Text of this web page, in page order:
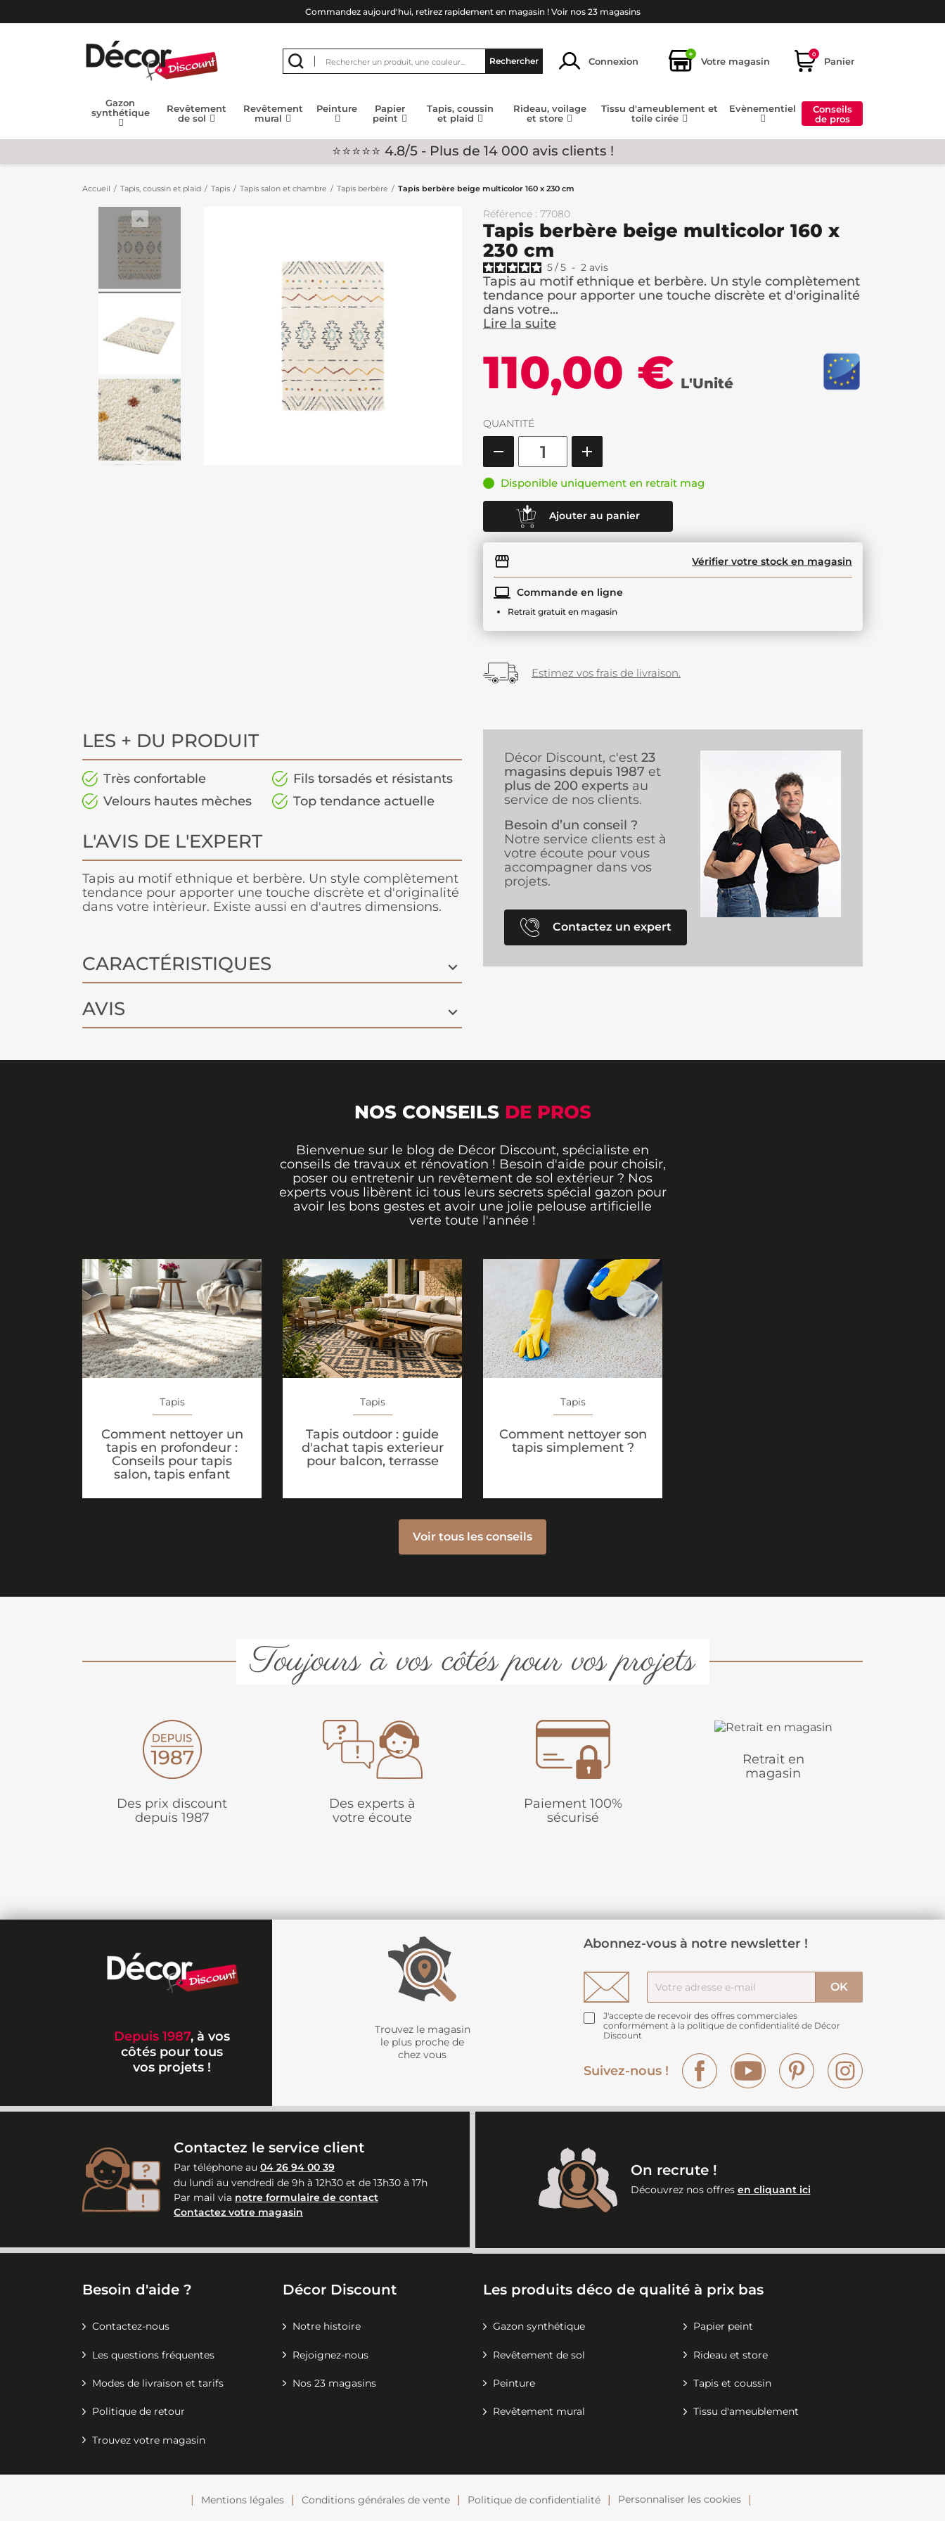
Commandez aujourd'hui, retirez rapidement en magasin ! Voir nos 23 magasins
Rechercher Connexion
+
Votre magasin
0
Panier
Gazon
synthétique
Revêtement
de sol
Revêtement
mural
Peinture
Papier
peint
Tapis, coussin
et plaid
Rideau, voilage
et store
Tissu d'ameublement et
toile cirée
Evènementiel
Conseils
de pros
⭐⭐⭐⭐⭐ 4.8/5 - Plus de 14 000 avis clients !
Accueil Tapis, coussin et plaid Tapis Tapis salon et chambre Tapis berbère Tapis berbère beige multicolor 160 x 230 cm
Référence : 77080
Tapis berbère beige multicolor 160 x
230 cm
5/5 - 2 avis
Tapis au motif ethnique et berbère. Un style complètement
tendance pour apporter une touche discrète et d'originalité
dans votre...
Lire la suite
110,00 € L'Unité
QUANTITÉ
Disponible uniquement en retrait mag
Ajouter au panier
Vérifier votre stock en magasin
Commande en ligne
Retrait gratuit en magasin
Estimez vos frais de livraison.
LES + DU PRODUIT
Très confortable
Fils torsadés et résistants
Velours hautes mèches
Top tendance actuelle
L'AVIS DE L'EXPERT
Tapis au motif ethnique et berbère. Un style complètement
tendance pour apporter une touche discrète et d'originalité
dans votre intèrieur. Existe aussi en d'autres dimensions.
CARACTÉRISTIQUES
AVIS
Décor Discount, c'est 23
magasins depuis 1987 et
plus de 200 experts au
service de nos clients.
Besoin d’un conseil ?
Notre service clients est à
votre écoute pour vous
accompagner dans vos
projets.
Contactez un expert
NOS CONSEILS DE PROS
Bienvenue sur le blog de Décor Discount, spécialiste en
conseils de travaux et rénovation ! Besoin d'aide pour choisir,
poser ou entretenir un revêtement de sol extérieur ? Nos
experts vous libèrent ici tous leurs secrets spécial gazon pour
avoir les bons gestes et avoir une jolie pelouse artificielle
verte toute l'année !
Tapis
Comment nettoyer un
tapis en profondeur :
Conseils pour tapis
salon, tapis enfant
Tapis
Tapis outdoor : guide
d'achat tapis exterieur
pour balcon, terrasse
Tapis
Comment nettoyer son
tapis simplement ?
Voir tous les conseils
Toujours à vos côtés pour vos projets
Des prix discount
depuis 1987
Des experts à
votre écoute
Paiement 100%
sécurisé
Retrait en
magasin
Depuis 1987, à vos
côtés pour tous
vos projets !
Trouvez le magasin
le plus proche de
chez vous
Abonnez-vous à notre newsletter !
J'accepte de recevoir des offres commerciales
conformément à la politique de confidentialité de Décor
Discount
Suivez-nous !
Facebook YouTube Pinterest
Contactez le service client
Par téléphone au 04 26 94 00 39
du lundi au vendredi de 9h à 12h30 et de 13h30 à 17h
Par mail via notre formulaire de contact
Contactez votre magasin
On recrute !
Découvrez nos offres en cliquant ici
Besoin d'aide ?
Contactez-nous
Les questions fréquentes
Modes de livraison et tarifs
Politique de retour
Trouvez votre magasin
Décor Discount
Notre histoire
Rejoignez-nous
Nos 23 magasins
Les produits déco de qualité à prix bas
Gazon synthétique Papier peint
Revêtement de sol Rideau et store
Peinture Tapis et coussin
Revêtement mural Tissu d'ameublement
Mentions légales Conditions générales de vente Politique de confidentialité Personnaliser les cookies